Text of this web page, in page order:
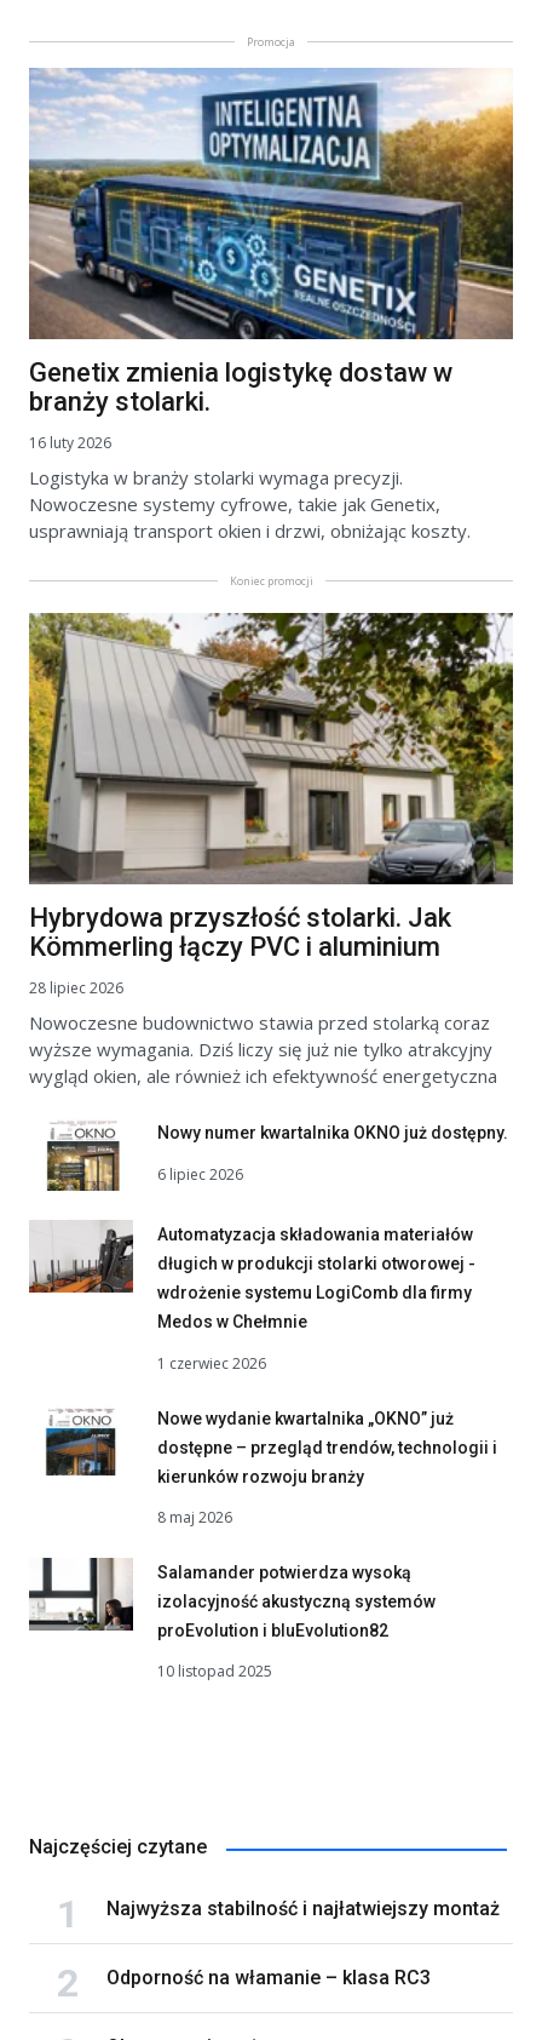
Promocja
Genetix zmienia logistykę dostaw w
branży stolarki.
16 luty 2026
Logistyka w branży stolarki wymaga precyzji.
Nowoczesne systemy cyfrowe, takie jak Genetix,
usprawniają transport okien i drzwi, obniżając koszty.
Koniec promocji
Hybrydowa przyszłość stolarki. Jak
Kömmerling łączy PVC i aluminium
28 lipiec 2026
Nowoczesne budownictwo stawia przed stolarką coraz
wyższe wymagania. Dziś liczy się już nie tylko atrakcyjny
wygląd okien, ale również ich efektywność energetyczna
Nowy numer kwartalnika OKNO już dostępny.
6 lipiec 2026
Automatyzacja składowania materiałów
długich w produkcji stolarki otworowej -
wdrożenie systemu LogiComb dla firmy
Medos w Chełmnie
1 czerwiec 2026
Nowe wydanie kwartalnika „OKNO” już
dostępne – przegląd trendów, technologii i
kierunków rozwoju branży
8 maj 2026
Salamander potwierdza wysoką
izolacyjność akustyczną systemów
proEvolution i bluEvolution82
10 listopad 2025
Najczęściej czytane
Najwyższa stabilność i najłatwiejszy montaż
Odporność na włamanie – klasa RC3